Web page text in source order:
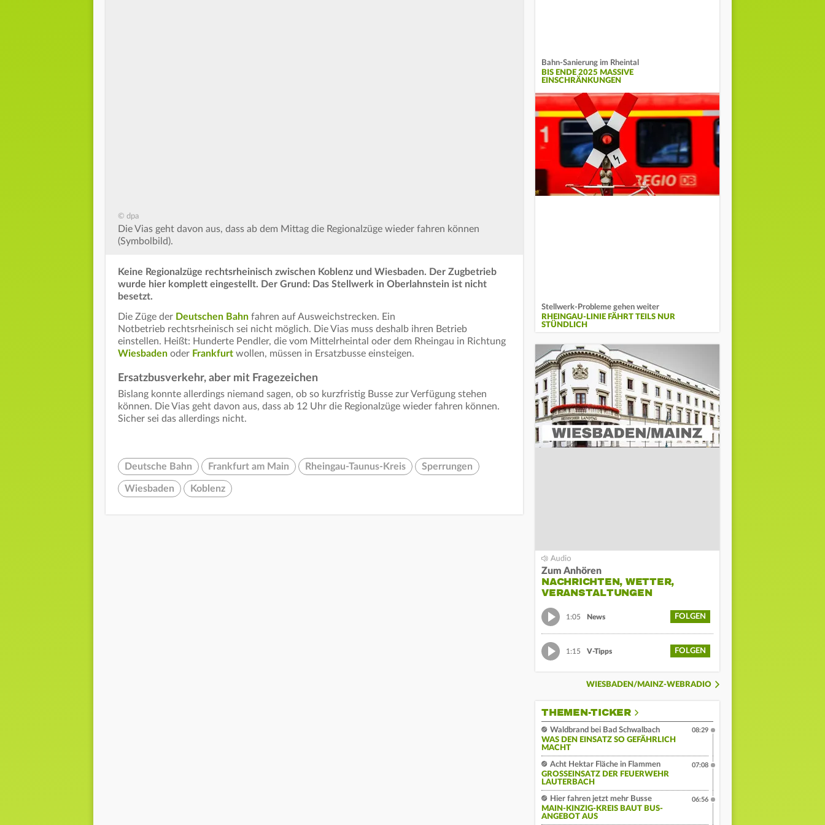
© dpa
Die Vias geht davon aus, dass ab dem Mittag die Regionalzüge wieder fahren können
(Symbolbild).
Keine Regionalzüge rechtsrheinisch zwischen Koblenz und Wiesbaden. Der Zugbetrieb
wurde hier komplett eingestellt. Der Grund: Das Stellwerk in Oberlahnstein ist nicht
besetzt.
Die Züge der Deutschen Bahn fahren auf Ausweichstrecken. Ein
Notbetrieb rechtsrheinisch sei nicht möglich. Die Vias muss deshalb ihren Betrieb
einstellen. Heißt: Hunderte Pendler, die vom Mittelrheintal oder dem Rheingau in Richtung
Wiesbaden oder Frankfurt wollen, müssen in Ersatzbusse einsteigen.
Ersatzbusverkehr, aber mit Fragezeichen
Bislang konnte allerdings niemand sagen, ob so kurzfristig Busse zur Verfügung stehen
können. Die Vias geht davon aus, dass ab 12 Uhr die Regionalzüge wieder fahren können.
Sicher sei das allerdings nicht.
Deutsche Bahn Frankfurt am Main Rheingau-Taunus-Kreis Sperrungen
Wiesbaden Koblenz
Bahn-Sanierung im Rheintal
BIS ENDE 2025 MASSIVE
EINSCHRÄNKUNGEN
Stellwerk-Probleme gehen weiter
RHEINGAU-LINIE FÄHRT TEILS NUR
STÜNDLICH
Zum Anhören
NACHRICHTEN, WETTER,
VERANSTALTUNGEN
1:05 News FOLGEN
1:15 V-Tipps FOLGEN
WIESBADEN/MAINZ-WEBRADIO
THEMEN-TICKER
Waldbrand bei Bad Schwalbach
WAS DEN EINSATZ SO GEFÄHRLICH
MACHT
08:29
Acht Hektar Fläche in Flammen
GROSSEINSATZ DER FEUERWEHR L
AUTERBACH
07:08
Hier fahren jetzt mehr Busse
MAIN-KINZIG-KREIS BAUT BUS-
ANGEBOT AUS
06:56